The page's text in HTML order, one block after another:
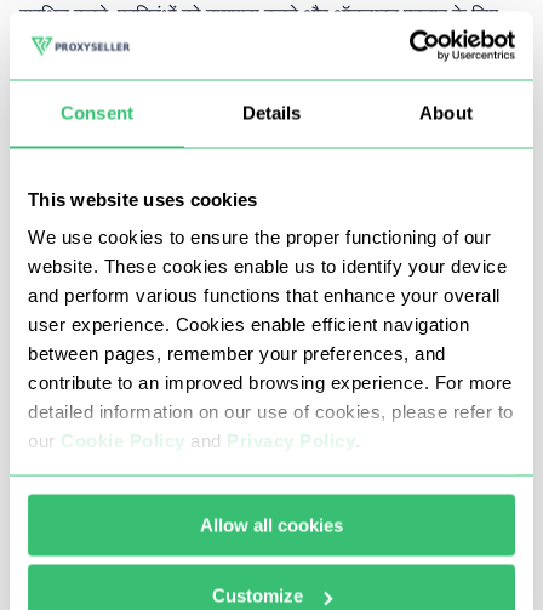
Consent Details About
This website uses cookies
We use cookies to ensure the proper functioning of our
website. These cookies enable us to identify your device
and perform various functions that enhance your overall
user experience. Cookies enable efficient navigation
between pages, remember your preferences, and
contribute to an improved browsing experience. For more
detailed information on our use of cookies, please refer to
our Cookie Policy and Privacy Policy.
Allow all cookies
Customize
सुरक्षित करने, प्रतिबंधों को बायपास करने और ऑनलाइन प्रचार के लिए
स्वचालित सॉफ़्टवेयर को कनेक्ट करने में मदद करते हैं।
आप प्रॉक्सी-सेलर से टिकटॉक के लिए प्रॉक्सी खरीद सकते हैं। अपने
ऑर्डर के लिए भुगतान करने के बाद, 3 मिनट के बाद आप चयनित प्रॉक्सी
सर्वर का उपयोग करने में सक्षम होंगे।
आपको प्रॉक्सी-सेलर से टिकटॉक के लिए प्रॉक्सी
क्यों खरीदना चाहिए
आप हमारी कंपनी से खरीदे गए प्रॉक्सी सर्वर का डेटा सुविधाजनक ऑनलाइन
डैशबोर्ड में देख सकते हैं। वहां आप प्रॉक्सी तक व्यक्तिगत पहुंच के लिए एक
लॉगिन और पासवर्ड भी सेट कर सकते हैं - आपके अलावा कोई भी आपकी
साइट पर सुविधाजनक और सरल इंटरफ़ेस के अलावा, प्रॉक्सी-सेलर से